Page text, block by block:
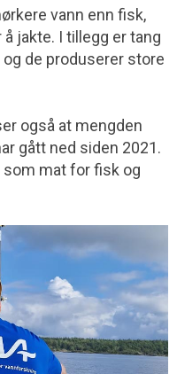
vann enn fisk,
jakte. I tillegg er tang
og de produserer store
også at mengden
gått ned siden 2021.
mat for fisk og